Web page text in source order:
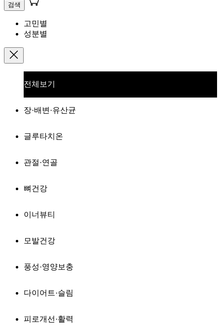
검색
고민별
성분별
전체보기
장·배변·유산균
글루타치온
관절·연골
뼈건강
이너뷰티
모발건강
풍성·영양보충
다이어트·슬림
피로개선·활력